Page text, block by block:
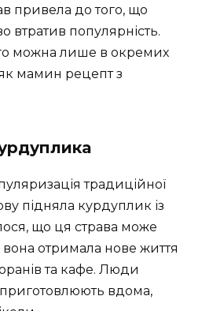
привела до того, що
втратив популярність.
можна лише в окремих
мамин рецепт з
традиційної
підняла курдуплик із
що ця страва може
отримала нове життя
та кафе. Люди
приготовлюють вдома,